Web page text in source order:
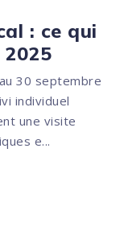
: ce qui
30 septembre
individuel
une visite
e...